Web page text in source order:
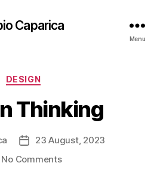
Caparica
Menu
Categories
DESIGN
Thinking
Post23 August, 2023
No Commentson